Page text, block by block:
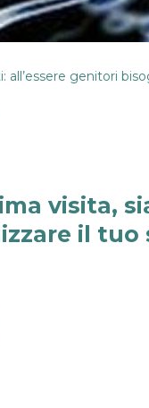
all’essere genitori
visita,
il tuo